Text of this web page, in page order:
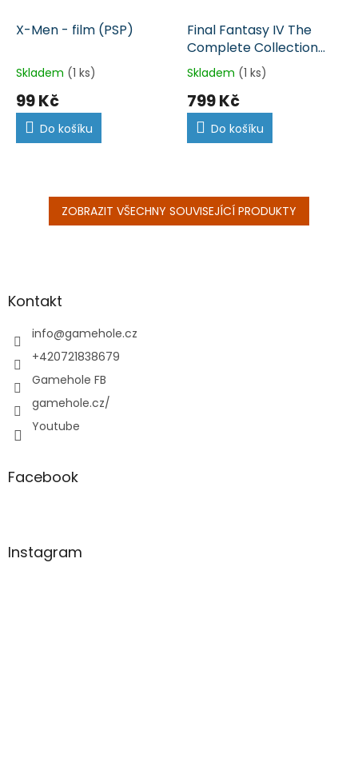
X-Men - film (PSP)
Skladem (1 ks)
99 Kč
Do košíku
Final Fantasy IV The
Complete Collection
(PSP)
Skladem (1 ks)
799 Kč
Do košíku
ZOBRAZIT VŠECHNY SOUVISEJÍCÍ PRODUKTY
aKontakt
info@gamehole.cz
+420721838679
Gamehole FB
gamehole.cz/
Youtube
Facebook
Instagram